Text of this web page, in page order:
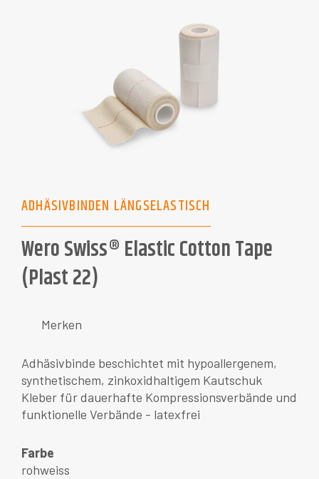
ADHÄSIVBINDEN LÄNGSELASTISCH
Wero Swiss® Elastic Cotton Tape
(Plast 22)
Merken
Adhäsivbinde beschichtet mit hypoallergenem,
synthetischem, zinkoxidhaltigem Kautschuk
Kleber für dauerhafte Kompressionsverbände und
funktionelle Verbände - latexfrei
Farbe
rohweiss